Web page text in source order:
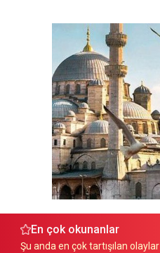
En çok okunanlar
Şu anda en çok tartışılan olaylar